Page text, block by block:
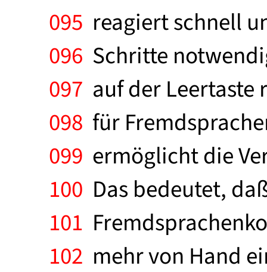
095 reagiert schnell
096 Schritte
097 auf der
098 für
099 ermöglicht die
100 Das bedeutet,
101
102 mehr von Hand